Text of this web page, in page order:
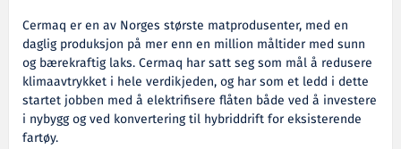
Cermaq er en av Norges største matprodusenter, med en
daglig produksjon på mer enn en million måltider med sunn
og bærekraftig laks. Cermaq har satt seg som mål å redusere
klimaavtrykket i hele verdikjeden, og har som et ledd i dette
startet jobben med å elektrifisere flåten både ved å investere
i nybygg og ved konvertering til hybriddrift for eksisterende
fartøy.